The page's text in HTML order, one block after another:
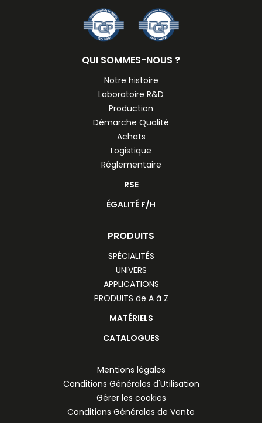
QUI SOMMES-NOUS ?
Notre histoire
Laboratoire R&D
Production
Démarche Qualité
Achats
Logistique
Réglementaire
RSE
ÉGALITÉ F/H
PRODUITS
SPÉCIALITÉS
UNIVERS
APPLICATIONS
PRODUITS de A à Z
MATÉRIELS
CATALOGUES
Mentions légales
Conditions Générales d'Utilisation
Gérer les cookies
Conditions Générales de Vente